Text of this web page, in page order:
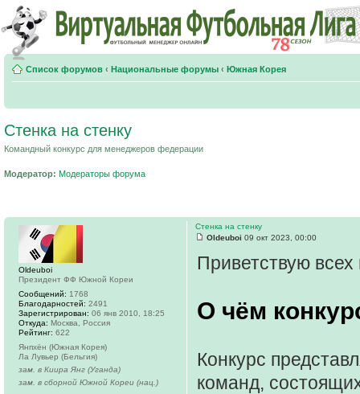
Список форумов ‹ Национальные форумы ‹ Южная Корея
Стенка на стенку
Командный конкурс для менеджеров федерации
Модератор: Модераторы форума
Стенка на стенку
Oldeuboi 09 окт 2023, 00:00
Приветствую всех
О чём
Конкурс
команд,
Oldeuboi
Президент ФФ Южной Кореи
Сообщений: 1768
Благодарностей: 2491
Зарегистрирован: 06 янв 2010, 18:25
Откуда: Москва, Россия
Рейтинг: 622
Янпхён (Южная Корея)
Ла Лувьер (Бельгия)
зам. в Киира Янг (Уганда)
зам. в сборной Южной Кореи (нац.)